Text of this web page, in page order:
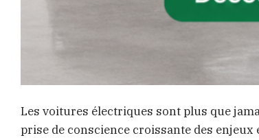
Les voitures électriques sont plus que
prise de conscience croissante des